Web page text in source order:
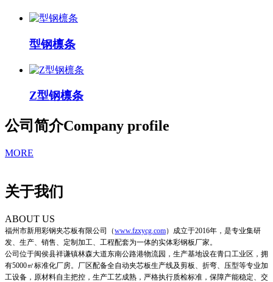
型钢檩条
Z型钢檩条
公司简介Company profile
MORE
关于我们
ABOUT US
福州市新用彩钢夹芯板有限公司 （www.fzxycg.com） 成立于2016年，是专业集研
发、生产、销售、定制加工、工程配套为一体的实体彩钢板厂家。
公司位于闽侯县祥谦镇林森大道东南公路港物流园，生产基地设在青口工业区，拥
有5000㎡标准化厂房。厂区配备全自动夹芯板生产线及剪板、折弯、压型等专业加
工设备，原材料自主把控，生产工艺成熟，严格执行质检标准，保障产能稳定、交